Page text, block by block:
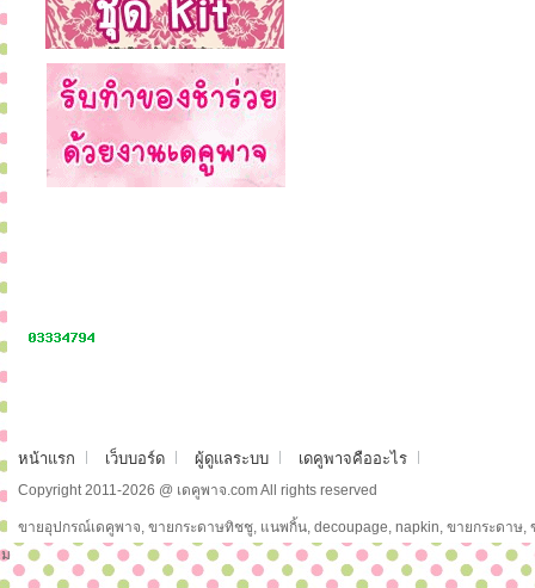
หน้าแรก เว็บบอร์ด ผู้ดูแลระบบ เดคูพาจคืออะไร
Copyright 2011-2026 @ เดคูพาจ.com All rights reserved
ขายอุปกรณ์เดคูพาจ, ขายกระดาษทิชชู, แนพกิ้น, decoupage, napkin, ขายกระดาษ
ม